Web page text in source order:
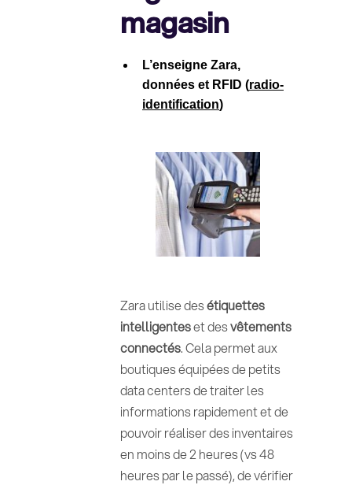
magasin
L’enseigne Zara,
données et RFID (radio-
identification)
Zara utilise desétiquettes
intelligenteset desvêtements
connectés. Cela permet aux
boutiques équipées de petits
data centers de traiter les
informations rapidement et de
pouvoir réaliser des inventaires
en moins de 2 heures (vs 48
heures par le passé), de vérifier